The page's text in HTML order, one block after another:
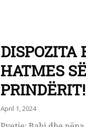
HATMES
PRINDËRIT!
April 1, 2024